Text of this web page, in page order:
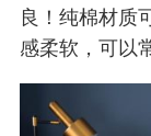
良！纯棉材质
感柔软，可以